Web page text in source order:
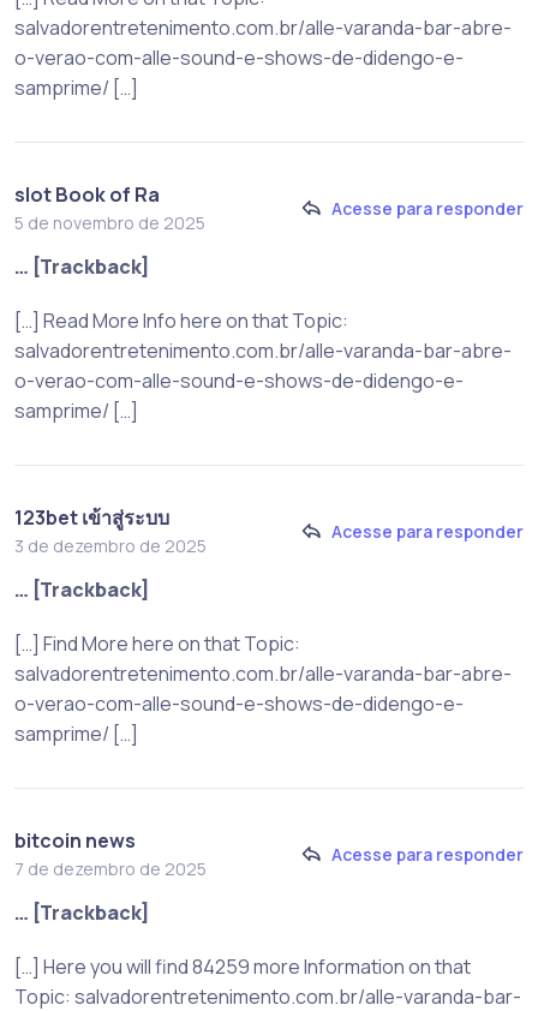
salvadorentretenimento.com.br/alle-varanda-bar-abre-
o-verao-com-alle-sound-e-shows-de-didengo-e-
samprime/ […]
slot Book of Ra
5 de novembro de 2025
Acesse para responder
… [Trackback]
[…] Read More Info here on that Topic:
salvadorentretenimento.com.br/alle-varanda-bar-abre-
o-verao-com-alle-sound-e-shows-de-didengo-e-
samprime/ […]
123bet เข้าสู่ระบบ
3 de dezembro de 2025
Acesse para responder
… [Trackback]
[…] Find More here on that Topic:
salvadorentretenimento.com.br/alle-varanda-bar-abre-
o-verao-com-alle-sound-e-shows-de-didengo-e-
samprime/ […]
bitcoin news
7 de dezembro de 2025
Acesse para responder
… [Trackback]
[…] Here you will find 84259 more Information on that
Topic: salvadorentretenimento.com.br/alle-varanda-bar-